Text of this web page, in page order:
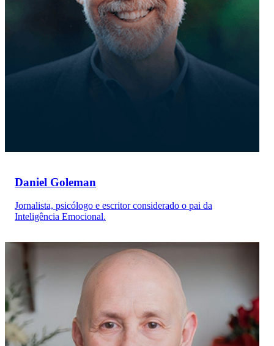
Daniel Goleman
Jornalista, psicólogo e escritor considerado o pai da
Inteligência Emocional.